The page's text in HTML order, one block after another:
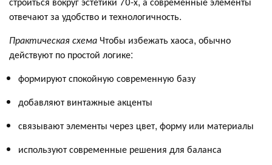
отвечают за удобство и технологичность.
Практическая схемаЧтобы избежать хаоса, обычно
действуют по простой логике:
формируют спокойную современную базу
добавляют винтажные акценты
связывают элементы через цвет, форму или материалы
используют современные решения для баланса